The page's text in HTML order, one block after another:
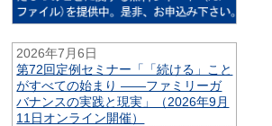
2026年7月6日
第72回定例セミナー「「続ける」こと
がすべての始まり ——ファミリーガ
バナンスの実践と現実」（2026年9月
11日オンライン開催）